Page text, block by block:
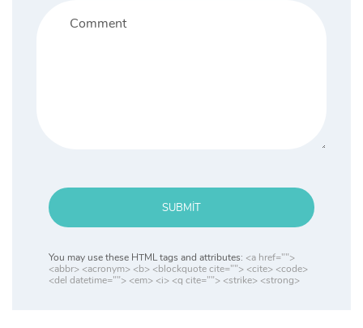
SUBMIT
You may use these HTML tags and attributes: <a href="">
<abbr> <acronym> <b> <blockquote cite=""> <cite> <code>
<del datetime=""> <em> <i> <q cite=""> <strike> <strong>